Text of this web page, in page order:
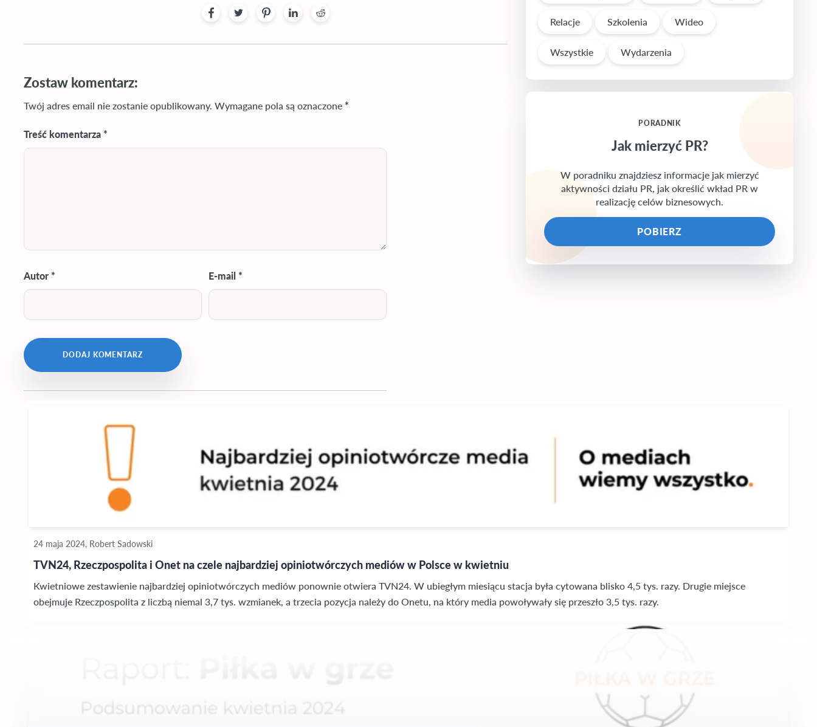
Zostaw komentarz:
Twój adres email nie zostanie opublikowany. Wymagane pola są oznaczone *
Treść komentarza *
Autor * E-mail *
Relacje Szkolenia Wideo
Wszystkie Wydarzenia
PORADNIK
Jak mierzyć PR?
W poradniku znajdziesz informacje jak mierzyć
aktywności działu PR, jak określić wkład PR w
realizację celów biznesowych.
POBIERZ
24 maja 2024, Robert Sadowski
TVN24, Rzeczpospolita i Onet na czele najbardziej opiniotwórczych mediów w Polsce w kwietniu
Kwietniowe zestawienie najbardziej opiniotwórczych mediów ponownie otwiera TVN24. W ubiegłym miesiącu stacja była cytowana blisko 4,5 tys. razy. Drugie miejsce
obejmuje Rzeczpospolita z liczbą niemal 3,7 tys. wzmianek, a trzecia pozycja należy do Onetu, na który media powoływały się przeszło 3,5 tys. razy.